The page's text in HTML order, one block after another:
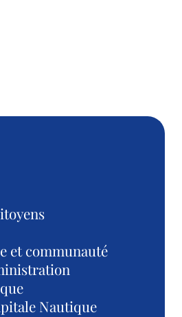
et communauté
Nautique